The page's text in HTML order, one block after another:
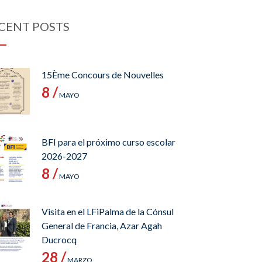
POSTS
15Ème Concours de Nouvelles
8 /MAYO
BFI para el próximo curso escolar
2026-2027
8 /MAYO
Visita en el LFiPalma de la Cónsul
General de Francia, Azar Agah
Ducrocq
28 /MARZO